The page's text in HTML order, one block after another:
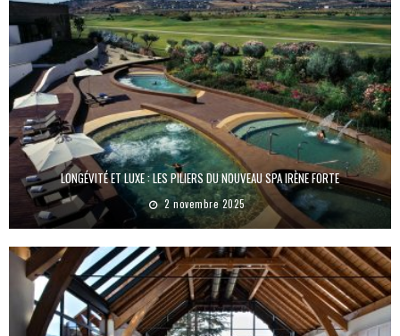
LONGÉVITÉ ET LUXE : LES PILIERS DU NOUVEAU SPA IRÈNE FORTE
2 novembre 2025